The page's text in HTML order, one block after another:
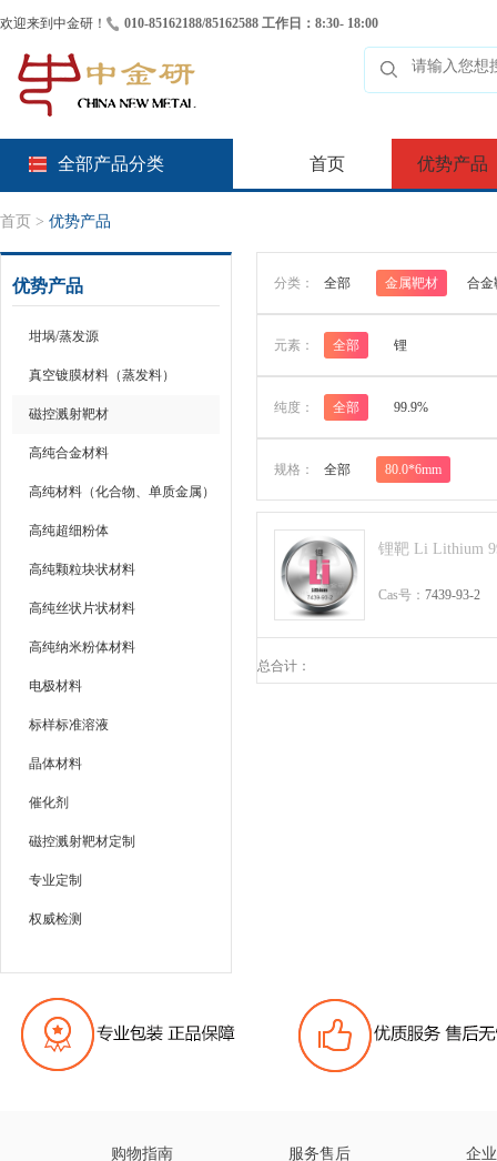
欢迎来到中金研！ 010-85162188/85162588 工作日：8:30- 18:00
全部产品分类 首页 优势产品
首页 > 优势产品
优势产品
坩埚/蒸发源
真空镀膜材料（蒸发料）
磁控溅射靶材
高纯合金材料
高纯材料（化合物、单质金属）
高纯超细粉体
高纯颗粒块状材料
高纯丝状片状材料
高纯纳米粉体材料
电极材料
标样标准溶液
晶体材料
催化剂
磁控溅射靶材定制
专业定制
权威检测
分类： 全部 金属靶材 合金
元素： 全部 锂
纯度： 全部 99.9%
规格： 全部 80.0*6mm
锂靶 Li Lithium
Cas号： 7439-93-2
总合计：
购物指南 服务售后 企